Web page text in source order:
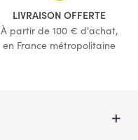
LIVRAISON OFFERTE
À partir de 100 € d'achat,
en France métropolitaine